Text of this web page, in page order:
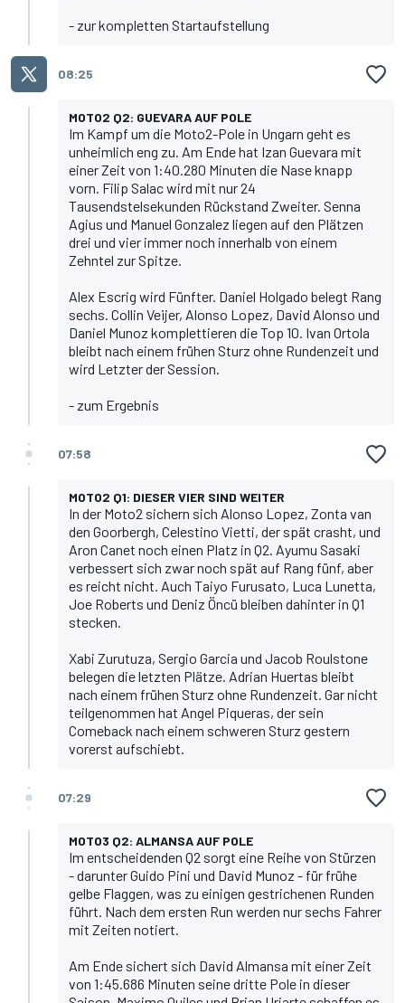
- zur kompletten Startaufstellung
08:25
MOTO2 Q2: GUEVARA AUF POLE
Im Kampf um die Moto2-Pole in Ungarn geht es
unheimlich eng zu. Am Ende hat Izan Guevara mit
einer Zeit von 1:40.280 Minuten die Nase knapp
vorn. Filip Salac wird mit nur 24
Tausendstelsekunden Rückstand Zweiter. Senna
Agius und Manuel Gonzalez liegen auf den Plätzen
drei und vier immer noch innerhalb von einem
Zehntel zur Spitze.
Alex Escrig wird Fünfter. Daniel Holgado belegt Rang
sechs. Collin Veijer, Alonso Lopez, David Alonso und
Daniel Munoz komplettieren die Top 10. Ivan Ortola
bleibt nach einem frühen Sturz ohne Rundenzeit und
wird Letzter der Session.
- zum Ergebnis
07:58
MOTO2 Q1: DIESER VIER SIND WEITER
In der Moto2 sichern sich Alonso Lopez, Zonta van
den Goorbergh, Celestino Vietti, der spät crasht, und
Aron Canet noch einen Platz in Q2. Ayumu Sasaki
verbessert sich zwar noch spät auf Rang fünf, aber
es reicht nicht. Auch Taiyo Furusato, Luca Lunetta,
Joe Roberts und Deniz Öncü bleiben dahinter in Q1
stecken.
Xabi Zurutuza, Sergio Garcia und Jacob Roulstone
belegen die letzten Plätze. Adrian Huertas bleibt
nach einem frühen Sturz ohne Rundenzeit. Gar nicht
teilgenommen hat Angel Piqueras, der sein
Comeback nach einem schweren Sturz gestern
vorerst aufschiebt.
07:29
MOTO3 Q2: ALMANSA AUF POLE
Im entscheidenden Q2 sorgt eine Reihe von Stürzen
- darunter Guido Pini und David Munoz - für frühe
gelbe Flaggen, was zu einigen gestrichenen Runden
führt. Nach dem ersten Run werden nur sechs Fahrer
mit Zeiten notiert.
Am Ende sichert sich David Almansa mit einer Zeit
von 1:45.686 Minuten seine dritte Pole in dieser